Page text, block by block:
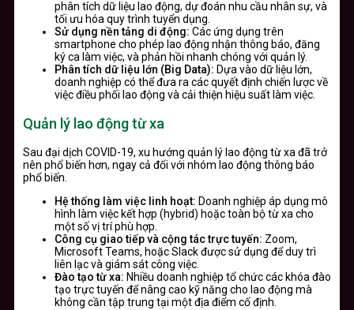
phân tích dữ liệu lao động, dự đoán nhu cầu nhân sự, và
tối ưu hóa quy trình tuyển dụng.
Sử dụng nền tảng di động: Các ứng dụng trên
smartphone cho phép lao động nhận thông báo, đăng
ký ca làm việc, và phản hồi nhanh chóng với quản lý.
Phân tích dữ liệu lớn (Big Data): Dựa vào dữ liệu lớn,
doanh nghiệp có thể đưa ra các quyết định chiến lược về
việc điều phối lao động và cải thiện hiệu suất làm việc.
Quản lý lao động từ xa
Sau đại dịch COVID-19, xu hướng quản lý lao động từ xa đã trở
nên phổ biến hơn, ngay cả đối với nhóm lao động thông báo
phổ biến.
Hệ thống làm việc linh hoạt: Doanh nghiệp áp dụng mô
hình làm việc kết hợp (hybrid) hoặc toàn bộ từ xa cho
một số vị trí phù hợp.
Công cụ giao tiếp và cộng tác trực tuyến: Zoom,
Microsoft Teams, hoặc Slack được sử dụng để duy trì
liên lạc và giám sát công việc.
Đào tạo từ xa: Nhiều doanh nghiệp tổ chức các khóa đào
tạo trực tuyến để nâng cao kỹ năng cho lao động mà
không cần tập trung tại một địa điểm cố định.